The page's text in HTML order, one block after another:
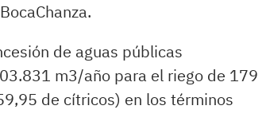
de aguas públicas
m3/año para el riego de 179
de cítricos) en los términos